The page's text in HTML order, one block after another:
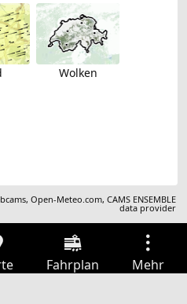
Wolken
,Open-Meteo.com,CAMS ENSEMBLE
data provider
Fahrplan Mehr